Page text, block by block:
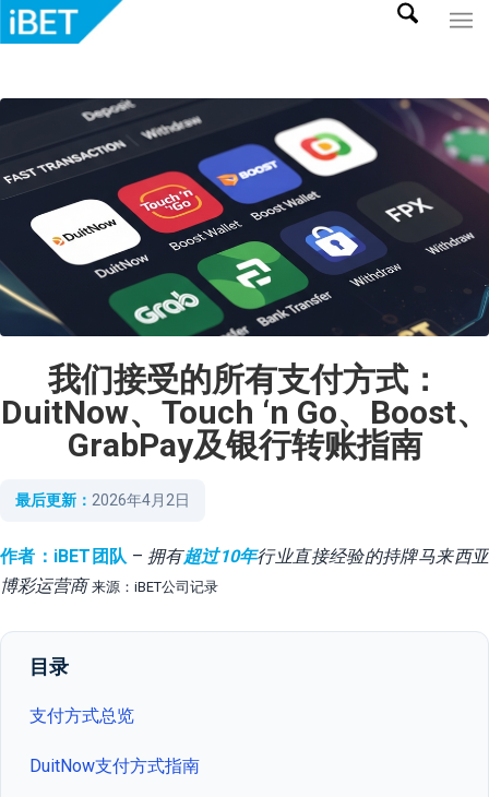
我们接受的所有支付方式：
DuitNow、Touch ‘n Go、Boost、
GrabPay及银行转账指南
最后更新： 2026年4月2日
作者：iBET团队 – 拥有超过10年行业直接经验的持牌马来西亚
博彩运营商 来源：iBET公司记录
目录
支付方式总览
DuitNow支付方式指南